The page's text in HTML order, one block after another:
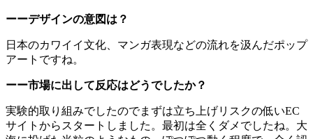
ーーデザインの意図は？
日本のカワイイ文化、マンガ表現などの流れを汲んだポップ
アートですね。
ーー市場に出して反応はどうでしたか？
実験的取り組みでしたのでまずは立ち上げリスクの低いEC
サイトからスタートしました。最初は全くダメでしたね。大